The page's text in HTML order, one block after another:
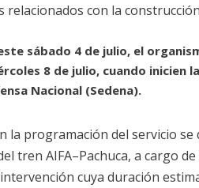
con la
sábado 4 de julio, el
8 de julio, cuando inicien
Nacional (Sedena).
la programación del servicio se
tren AIFA–Pachuca, a cargo
cuya duración